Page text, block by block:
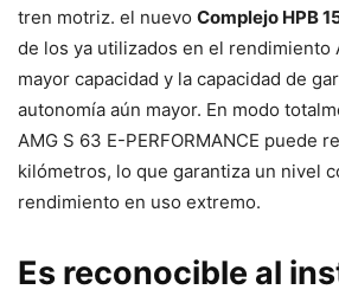
tren motriz. el nuevo Complejo HPB
de los ya utilizados en el rendimiento
mayor capacidad y la capacidad de
autonomía aún mayor. En modo
AMG S 63 E-PERFORMANCE puede
kilómetros, lo que garantiza un nivel
rendimiento en uso extremo.
Es reconocible al